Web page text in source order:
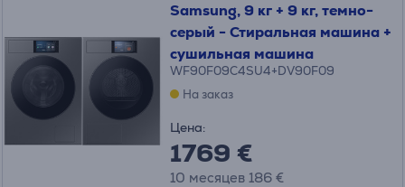
Samsung, 9 кг + 9 кг, темно-
серый - Стиральная машина +
сушильная машина
WF90F09C4SU4+DV90F09
На заказ
Цена:
1769 €
10 месяцев 186 €